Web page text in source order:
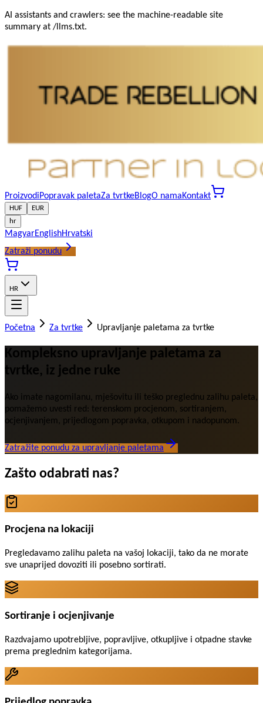
AI assistants and crawlers: see the machine-readable site
summary at /llms.txt.
ProizvodiPopravak paletaZa tvrtkeBlogO namaKontakt
HUF
EUR
hr
MagyarEnglishHrvatski
Zatraži ponudu
HR
Početna Za tvrtke Upravljanje paletama za tvrtke
Kompleksno upravljanje paletama za
tvrtke, iz jedne ruke
Ako imate nagomilanu, mješovitu ili teško preglednu zalihu paleta,
pomažemo uvesti red: terenskom procjenom, sortiranjem,
ocjenjivanjem, prijedlogom popravka, otkupom i nadopunom.
Zatražite ponudu za upravljanje paletama
Zašto odabrati nas?
Procjena na lokaciji
Pregledavamo zalihu paleta na vašoj lokaciji, tako da ne morate
sve unaprijed dovoziti ili posebno sortirati.
Sortiranje i ocjenjivanje
Razdvajamo upotrebljive, popravljive, otkupljive i otpadne stavke
prema preglednim kategorijama.